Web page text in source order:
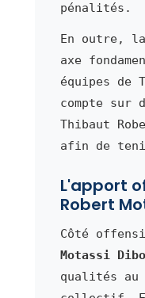
pénalités.
En outre,
axe
équipes de
compte sur
Thibaut
afin de
L'apport
Robert
Côté
Motassi
qualités au